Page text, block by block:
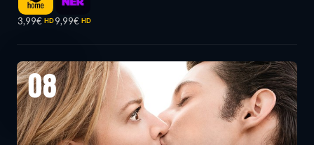
3,99€ HD9,99€ HD
08